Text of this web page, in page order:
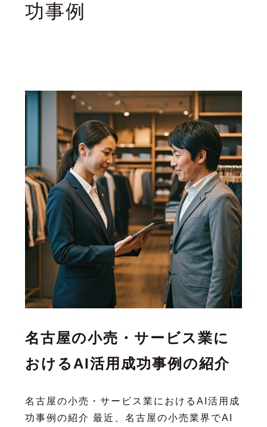
功事例
名古屋の小売・サービス業に
おけるAI活用成功事例の紹介
名古屋の小売・サービス業におけるAI活用成
功事例の紹介 最近、名古屋の小売業界でAI